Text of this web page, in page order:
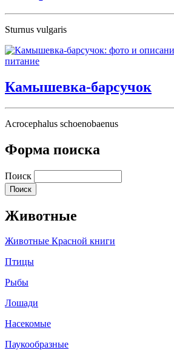
Sturnus vulgaris
Камышевка-барсучок
Acrocephalus schoenobaenus
Форма поиска
Поиск
Животные
Животные Красной книги
Птицы
Рыбы
Лошади
Насекомые
Паукообразные